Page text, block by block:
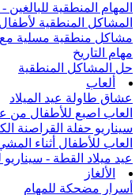
المهام المنطقية للبالغين - 14 تمرينًا مبتكرًا
المشاكل المنطقية لأطفال
مشاكل منطقية مسلية مع
مهام التاريخ
حل المشاكل المنطقية
ألعاب
عشاق طاولة عيد الميلاد
العاب اصبع للأطفال من
سيناريو حفلة القراصنة
العاب للأطفال أثناء
عيد ميلاد القطة -
الألغاز
أسرار مضحكة للمهام